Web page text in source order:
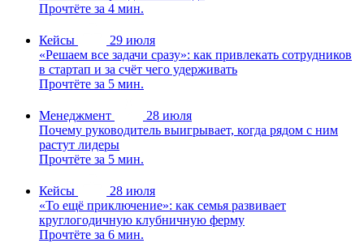
Прочтёте за 4 мин.
Кейсы
29 июля
«Решаем все задачи сразу»: как привлекать сотрудников
в стартап и за счёт чего удерживать
Прочтёте за 5 мин.
Менеджмент
28 июля
Почему руководитель выигрывает, когда рядом с ним
растут лидеры
Прочтёте за 5 мин.
Кейсы
28 июля
«То ещё приключение»: как семья развивает
круглогодичную клубничную ферму
Прочтёте за 6 мин.